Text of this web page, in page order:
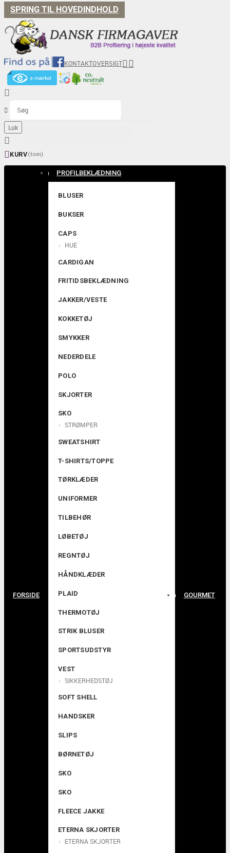
SPRING TIL HOVEDINDHOLD
KONTAKTOVERSIGT


Luk

KURV(tom)
FORSIDE
PROFILBEKLÆDNING
BLUSER
BUKSER
CAPS
HUE
CARDIGAN
FRITIDSBEKLÆDNING
JAKKER/VESTE
KOKKETØJ
SMYKKER
NEDERDELE
POLO
SKJORTER
SKO
STRØMPER
SWEATSHIRT
T-SHIRTS/TOPPE
TØRKLÆDER
UNIFORMER
TILBEHØR
LØBETØJ
REGNTØJ
HÅNDKLÆDER
PLAID
THERMOTØJ
STRIK BLUSER
SPORTSUDSTYR
VEST
SIKKERHEDSTØJ
SOFT SHELL
HANDSKER
SLIPS
BØRNETØJ
SKO
SKO
FLEECE JAKKE
ETERNA SKJORTER
ETERNA SKJORTER
GOURMET